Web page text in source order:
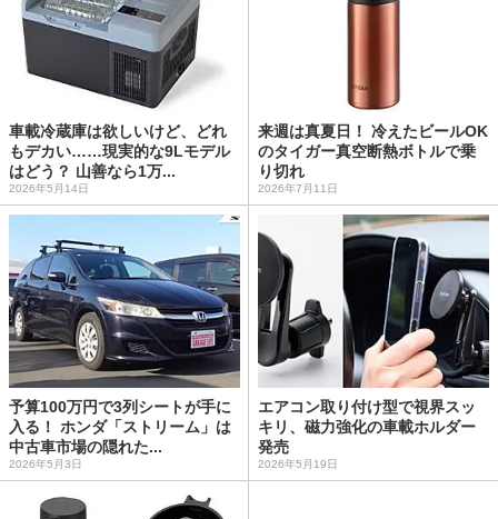
車載冷蔵庫は欲しいけど、どれ
もデカい……現実的な9Lモデル
はどう？ 山善なら1万...
2026年5月14日
来週は真夏日！ 冷えたビールOK
のタイガー真空断熱ボトルで乗
り切れ
2026年7月11日
予算100万円で3列シートが手に
入る！ ホンダ「ストリーム」は
中古車市場の隠れた...
2026年5月3日
エアコン取り付け型で視界スッ
キリ、磁力強化の車載ホルダー
発売
2026年5月19日